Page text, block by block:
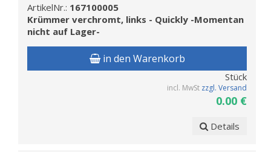
ArtikelNr.: 167100005
Krümmer verchromt, links - Quickly -Momentan
nicht auf Lager-
in den Warenkorb
Stück
incl. MwSt zzgl. Versand
0.00 €
Details